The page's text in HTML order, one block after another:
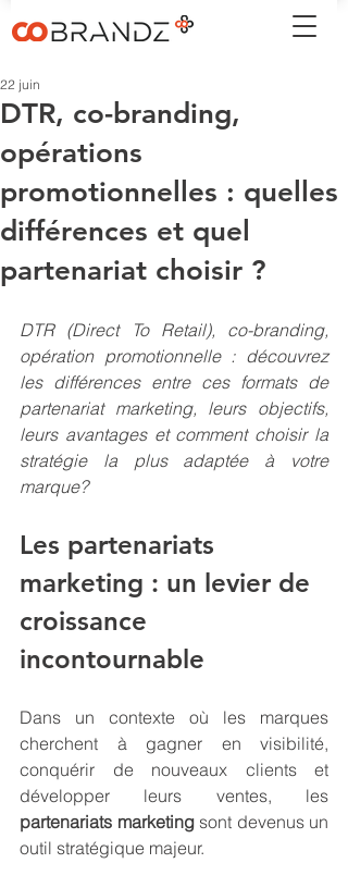
DTR, co-branding,
opérations
promotionnelles : quelles
différences et quel
partenariat choisir ?
22 juin
DTR (Direct To Retail), co-branding,
opération promotionnelle : découvrez
les différences entre ces formats de
partenariat marketing, leurs objectifs,
leurs avantages et comment choisir la
stratégie la plus adaptée à votre
marque?
Les partenariats
marketing : un levier de
croissance
incontournable
Dans un contexte où les marques
cherchent à gagner en visibilité,
conquérir de nouveaux clients et
partenariats marketing sont devenus un
outil stratégique majeur.